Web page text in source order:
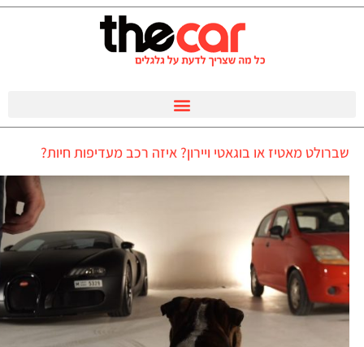
שברולט מאטיז או בוגאטי ויירון? איזה רכב מעדיפות חיות?